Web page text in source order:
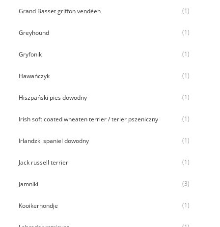
Grand Basset griffon vendéen (1)
Greyhound (1)
Gryfonik (1)
Hawańczyk (1)
Hiszpański pies dowodny (1)
Irish soft coated wheaten terrier / terier pszeniczny (1)
Irlandzki spaniel dowodny (1)
Jack russell terrier (1)
Jamniki (3)
Kooikerhondje (1)